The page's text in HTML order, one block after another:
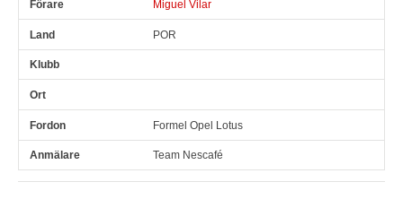
Miguel Vilar
POR
Formel Opel Lotus
Team Nescafé